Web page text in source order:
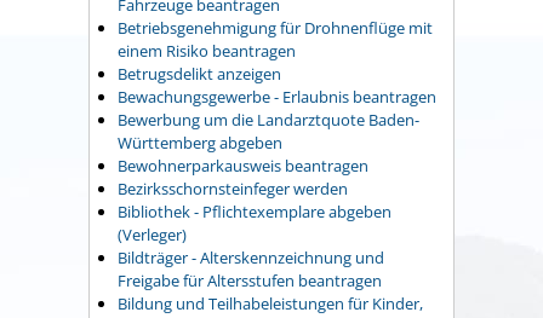
Fahrzeuge beantragen
Betriebsgenehmigung für Drohnenflüge mit
einem Risiko beantragen
Betrugsdelikt anzeigen
Bewachungsgewerbe - Erlaubnis beantragen
Bewerbung um die Landarztquote Baden-
Württemberg abgeben
Bewohnerparkausweis beantragen
Bezirksschornsteinfeger werden
Bibliothek - Pflichtexemplare abgeben
(Verleger)
Bildträger - Alterskennzeichnung und
Freigabe für Altersstufen beantragen
Bildung und Teilhabeleistungen für Kinder,